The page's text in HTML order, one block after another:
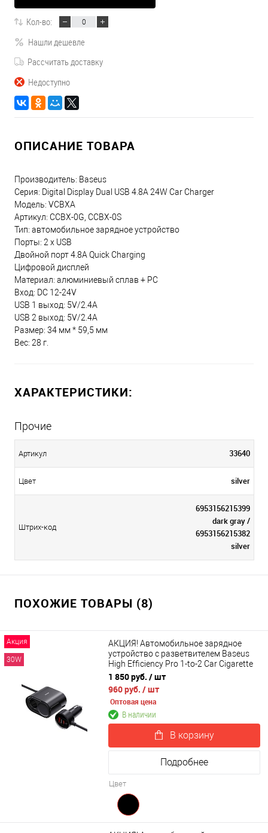
Кол-во:
Нашли дешевле
Рассчитать доставку
Недоступно
ОПИСАНИЕ ТОВАРА
Производитель: Baseus
Серия: Digital Display Dual USB 4.8A 24W Car Charger
Модель: VCBXA
Артикул: CCBX-0G, CCBX-0S
Тип: автомобильное зарядное устройство
Порты: 2 x USB
Двойной порт 4.8А Quick Charging
Цифровой дисплей
Материал: алюминиевый сплав + PC
Вход: DC 12-24V
USB 1 выход: 5V/2.4A
USB 2 выход: 5V/2.4A
Размер: 34 мм * 59,5 мм
Вес: 28 г.
ХАРАКТЕРИСТИКИ:
Прочие
Артикул 33640
Цвет silver
Штрих-код
6953156215399
dark gray /
6953156215382
silver
ПОХОЖИЕ ТОВАРЫ (8)
Акция
30W
АКЦИЯ! Автомобильное зарядное
устройство с разветвителем Baseus
High Efficiency Pro 1-to-2 Car Cigarette
Lighter Splitter 30W (C00455300121-00)
1 850 руб. / шт
960 руб. / шт
Оптовая цена
В наличии
В корзину
Подробнее
Цвет